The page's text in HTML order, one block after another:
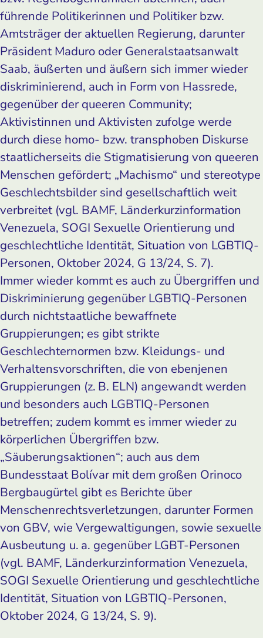
führende Politikerinnen und Politiker bzw.
Amtsträger der aktuellen Regierung, darunter
Präsident Maduro oder Generalstaatsanwalt
Saab, äußerten und äußern sich immer wieder
diskriminierend, auch in Form von Hassrede,
gegenüber der queeren Community;
Aktivistinnen und Aktivisten zufolge werde
durch diese homo- bzw. transphoben Diskurse
staatlicherseits die Stigmatisierung von queeren
Menschen gefördert; „Machismo“ und stereotype
Geschlechtsbilder sind gesellschaftlich weit
verbreitet (vgl. BAMF, Länderkurzinformation
Venezuela, SOGI Sexuelle Orientierung und
geschlechtliche Identität, Situation von LGBTIQ-
Personen, Oktober 2024, G 13/24, S. 7).
Immer wieder kommt es auch zu Übergriffen und
Diskriminierung gegenüber LGBTIQ-Personen
durch nichtstaatliche bewaffnete
Gruppierungen; es gibt strikte
Geschlechternormen bzw. Kleidungs- und
Verhaltensvorschriften, die von ebenjenen
Gruppierungen (z. B. ELN) angewandt werden
und besonders auch LGBTIQ-Personen
betreffen; zudem kommt es immer wieder zu
körperlichen Übergriffen bzw.
„Säuberungsaktionen“; auch aus dem
Bundesstaat Bolívar mit dem großen Orinoco
Bergbaugürtel gibt es Berichte über
Menschenrechtsverletzungen, darunter Formen
von GBV, wie Vergewaltigungen, sowie sexuelle
Ausbeutung u. a. gegenüber LGBT-Personen
(vgl. BAMF, Länderkurzinformation Venezuela,
SOGI Sexuelle Orientierung und geschlechtliche
Identität, Situation von LGBTIQ-Personen,
Oktober 2024, G 13/24, S. 9).